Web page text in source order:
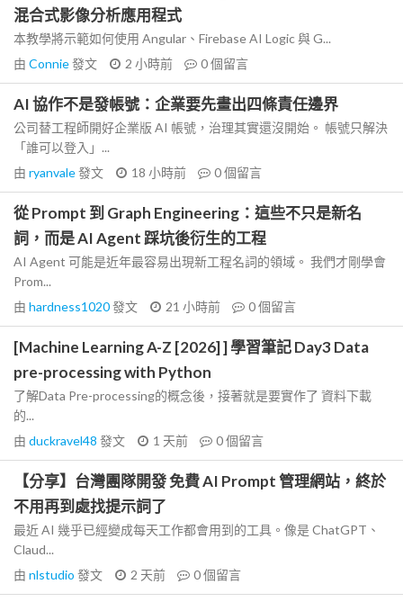
混合式影像分析應用程式
本教學將示範如何使用 Angular、Firebase AI Logic 與 G...
由 Connie發文 2 小時前 0個留言
AI 協作不是發帳號：企業要先畫出四條責任邊界
公司替工程師開好企業版 AI 帳號，治理其實還沒開始。 帳號只解決
「誰可以登入」...
由 ryanvale發文 18 小時前 0個留言
從 Prompt 到 Graph Engineering：這些不只是新名
詞，而是 AI Agent 踩坑後衍生的工程
AI Agent 可能是近年最容易出現新工程名詞的領域。 我們才剛學會
Prom...
由 hardness1020發文 21 小時前 0個留言
[Machine Learning A-Z [2026] ] 學習筆記 Day3 Data
pre-processing with Python
了解Data Pre-processing的概念後，接著就是要實作了 資料下載
的...
由 duckravel48 發文 1 天前 0個留言
【分享】台灣團隊開發 免費 AI Prompt 管理網站，終於
不用再到處找提示詞了
最近 AI 幾乎已經變成每天工作都會用到的工具。像是 ChatGPT、
Claud...
由 nlstudio 發文 2 天前 0個留言